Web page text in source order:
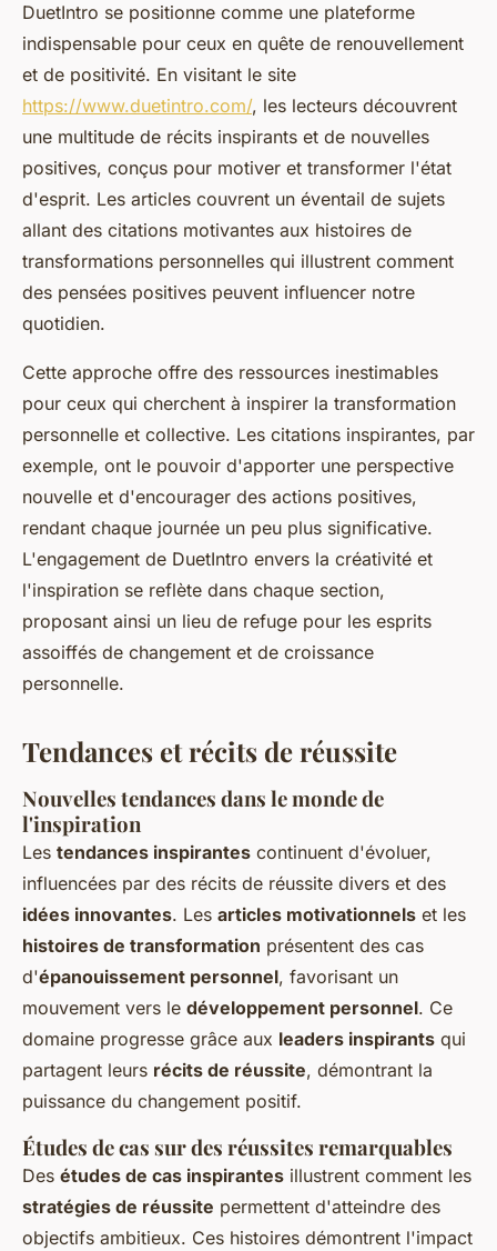
DuetIntro se positionne comme une plateforme
indispensable pour ceux en quête de renouvellement
et de positivité. En visitant le site
https://www.duetintro.com/, les lecteurs découvrent
une multitude de récits inspirants et de nouvelles
positives, conçus pour motiver et transformer l'état
d'esprit. Les articles couvrent un éventail de sujets
allant des citations motivantes aux histoires de
transformations personnelles qui illustrent comment
des pensées positives peuvent influencer notre
quotidien.
Cette approche offre des ressources inestimables
pour ceux qui cherchent à inspirer la transformation
personnelle et collective. Les citations inspirantes, par
exemple, ont le pouvoir d'apporter une perspective
nouvelle et d'encourager des actions positives,
rendant chaque journée un peu plus significative.
L'engagement de DuetIntro envers la créativité et
l'inspiration se reflète dans chaque section,
proposant ainsi un lieu de refuge pour les esprits
assoiffés de changement et de croissance
personnelle.
Tendances et récits de réussite
Nouvelles tendances dans le monde de
l'inspiration
Les tendances inspirantes continuent d'évoluer,
influencées par des récits de réussite divers et des
idées innovantes. Les articles motivationnels et les
histoires de transformation présentent des cas
d'épanouissement personnel, favorisant un
mouvement vers le développement personnel. Ce
domaine progresse grâce aux leaders inspirants qui
partagent leurs récits de réussite, démontrant la
puissance du changement positif.
Études de cas sur des réussites remarquables
Des études de cas inspirantes illustrent comment les
stratégies de réussite permettent d'atteindre des
objectifs ambitieux. Ces histoires démontrent l'impact